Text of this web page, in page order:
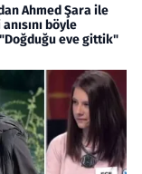
Ahmed Şara ile
böyle
eve gittik"